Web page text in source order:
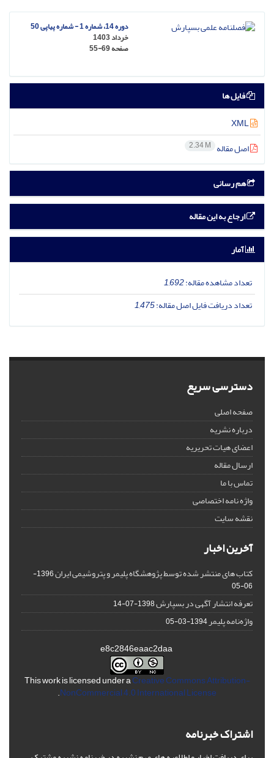
دوره 14، شماره 1 - شماره پیاپی 50
خرداد 1403
صفحه55-69
فایل ها
اصل مقاله 2.34 M
هم رسانی
ارجاع به این مقاله
آمار
تعداد مشاهده مقاله:1,692
تعداد دریافت فایل اصل مقاله:1,475
دسترسی سریع
صفحه اصلی
درباره نشریه
اعضای هیات تحریریه
ارسال مقاله
تماس با ما
واژه نامه اختصاصی
نقشه سایت
آخرین اخبار
کتاب های منتشر شده توسط پژوهشگاه پلیمر و پتروشیمی ایران
1396-
06-05
تعرفه انتشار آگهی در بسپارش1398-07-14
واژه‌نامه پلیمر1394-03-05
This work is licensed under aCreative Commons Attribution-
NonCommercial 4.0 International License
.
اشتراک خبرنامه